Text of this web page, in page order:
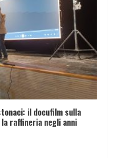
il docufilm sulla
raffineria negli anni